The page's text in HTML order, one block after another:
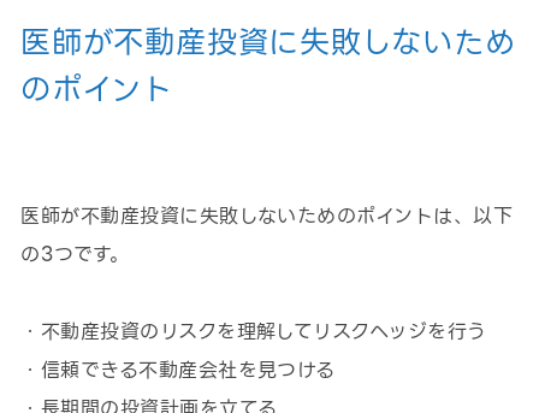
医師が不動産投資に失敗しないため
のポイント
医師が不動産投資に失敗しないためのポイントは、以下
の3つです。
・不動産投資のリスクを理解してリスクヘッジを行う
・信頼できる不動産会社を見つける